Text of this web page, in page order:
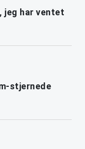
jeg har ventet
stjernede